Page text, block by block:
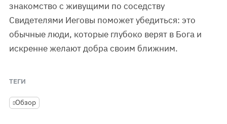
знакомство с живущими по соседству
Свидетелями Иеговы поможет убедиться: это
обычные люди, которые глубоко верят в Бога и
искренне желают добра своим ближним.
ТЕГИ
Обзор